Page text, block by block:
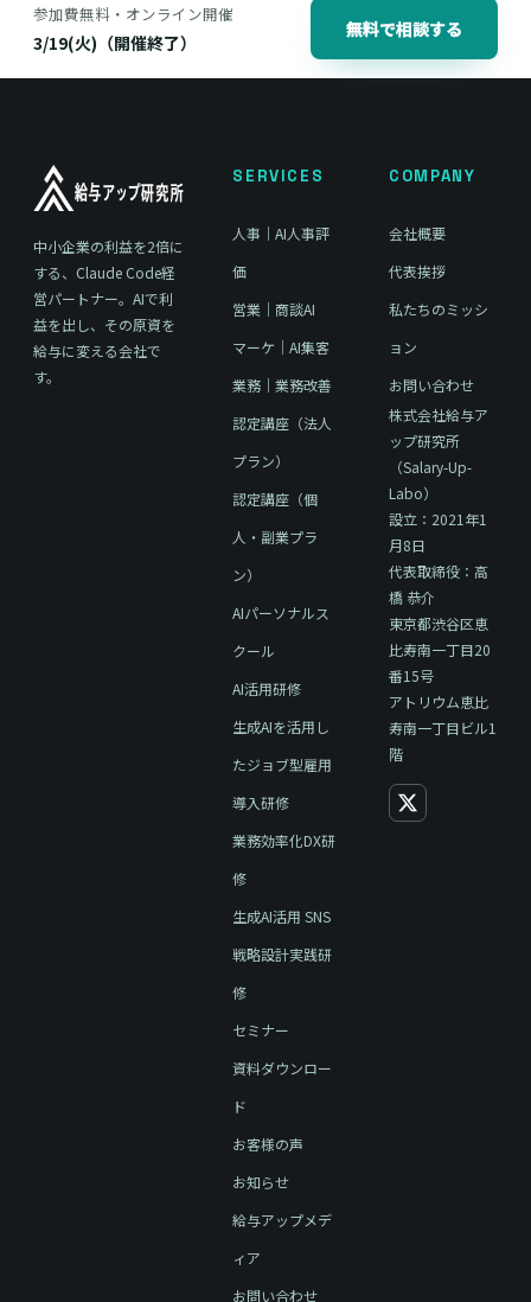
参加費無料・オンライン開催
3/19(火)（開催終了）
無料で相談する
中小企業の利益を2倍に
する、Claude Code経
営パートナー。AIで利
益を出し、その原資を
給与に変える会社で
す。
SERVICES
人事｜AI人事評
価
営業｜商談AI
マーケ｜AI集客
業務｜業務改善
認定講座（法人
プラン）
認定講座（個
人・副業プラ
ン）
AIパーソナルス
クール
AI活用研修
生成AIを活用し
たジョブ型雇用
導入研修
業務効率化DX研
修
生成AI活用 SNS
戦略設計実践研
修
セミナー
資料ダウンロー
ド
お客様の声
お知らせ
給与アップメデ
ィア
お問い合わせ
COMPANY
会社概要
代表挨拶
私たちのミッシ
ョン
お問い合わせ
株式会社給与ア
ップ研究所
（Salary-Up-
Labo）
設立：2021年1
月8日
代表取締役：高
橋 恭介
東京都渋谷区恵
比寿南一丁目20
番15号
アトリウム恵比
寿南一丁目ビル1
階